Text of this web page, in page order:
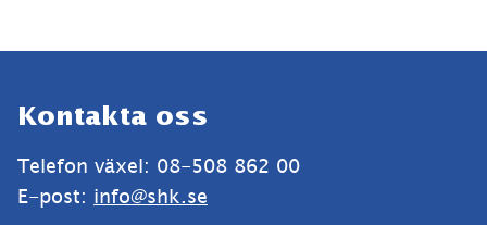
Kontakta oss
Telefon växel: 08-508 862 00
E-post: info@shk.se